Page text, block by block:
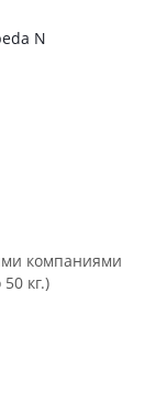
N
компаниями
кг.)